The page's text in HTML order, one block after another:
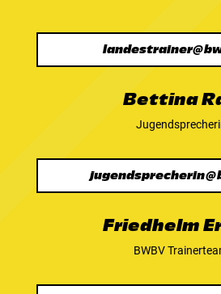
Bettina
Friedhelm
BWBV